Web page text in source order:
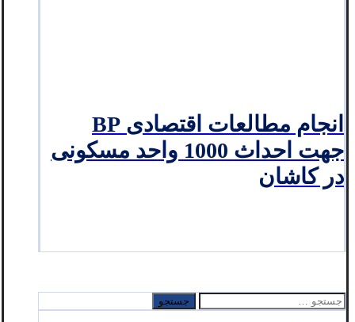
انجام مطالعات اقتصادی BP
جهت احداث 1000 واحد مسکونی
در کاشان
جستجو
برای: